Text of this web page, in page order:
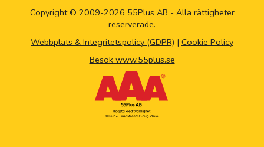
Copyright © 2009-2026 55Plus AB - Alla rättigheter
reserverade.
Webbplats & Integritetspolicy (GDPR) | Cookie Policy
Besök www.55plus.se